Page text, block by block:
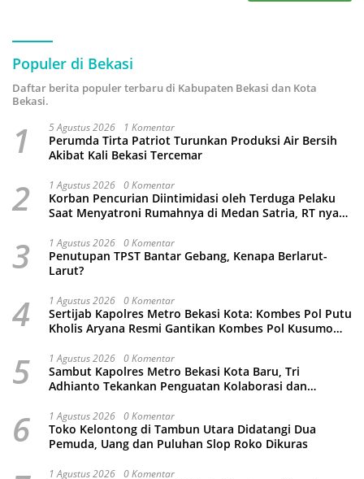
Populer di Bekasi
Daftar berita populer terbaru di Kabupaten Bekasi dan Kota
Bekasi.
1 5 Agustus 2026 1 Komentar
Perumda Tirta Patriot Turunkan Produksi Air Bersih
Akibat Kali Bekasi Tercemar
2 1 Agustus 2026 0 Komentar
Korban Pencurian Diintimidasi oleh Terduga Pelaku
Saat Menyatroni Rumahnya di Medan Satria, RT nya
3 1 Agustus 2026 0 Komentar
Penutupan TPST Bantar Gebang, Kenapa Berlarut-
Larut?
4 1 Agustus 2026 0 Komentar
Sertijab Kapolres Metro Bekasi Kota: Kombes Pol Putu
Kholis Aryana Resmi Gantikan Kombes Pol Kusumo
5 1 Agustus 2026 0 Komentar
Sambut Kapolres Metro Bekasi Kota Baru, Tri
Adhianto Tekankan Penguatan Kolaborasi dan
6 1 Agustus 2026 0 Komentar
Toko Kelontong di Tambun Utara Didatangi Dua
Pemuda, Uang dan Puluhan Slop Roko Dikuras
1 Agustus 2026 0 Komentar